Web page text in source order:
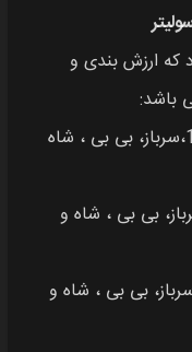
دارد که ارزش بندی و
باشد:
خال گیشنیز : 1،2،3،4،5،6،7،8،9،10،سرباز، بی بی ، شاه
بی بی ، شاه و
: 1،2،3،4،5،6،7،8،9،10،سرباز، بی بی ، شاه و